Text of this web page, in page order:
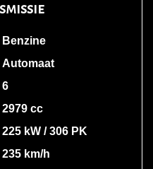
Benzine
Automaat
6
2979 cc
225 kW / 306 PK
235 km/h